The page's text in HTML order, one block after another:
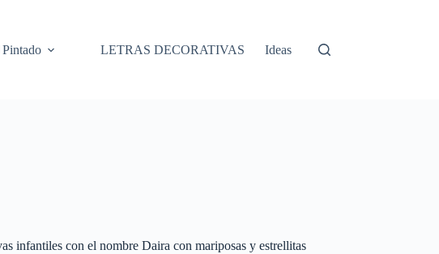
Pintado LETRAS DECORATIVAS Ideas
infantiles con el nombre Daira con mariposas y estrellitas